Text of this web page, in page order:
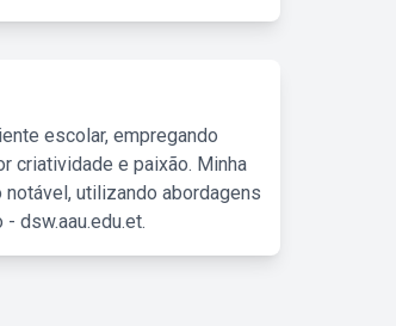
escolar, empregando
criatividade e paixão. Minha
utilizando abordagens
dsw.aau.edu.et.